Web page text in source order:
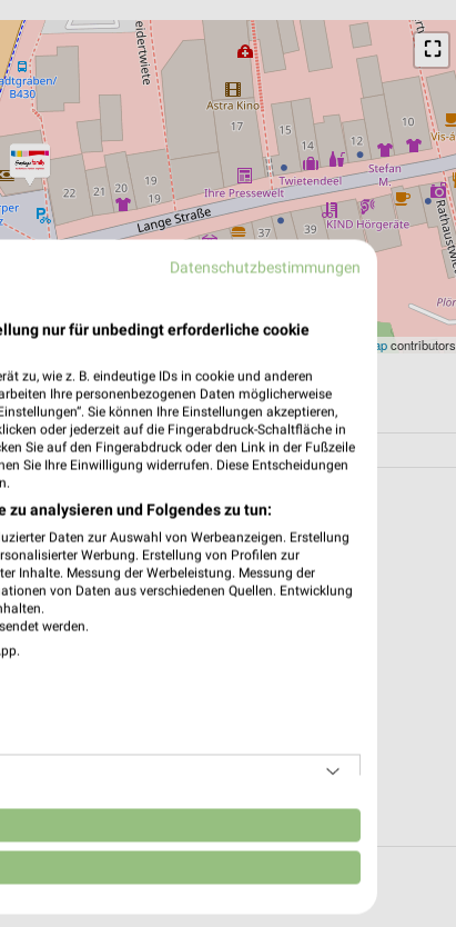
⛶
OpenStreetMapcontributors
NAVIGATION MIT GOOGLE/IOS MAPS
vorhanden.
Datenschutzbestimmungen
nur für unbedingt erforderliche cookie
zu, wie z. B. eindeutige IDs in cookie und anderen
Ihre personenbezogenen Daten möglicherweise
Sie können Ihre Einstellungen akzeptieren,
oder jederzeit auf die Fingerabdruck-Schaltfläche in
Sie auf den Fingerabdruck oder den Link in der Fußzeile
Sie Ihre Einwilligung widerrufen. Diese Entscheidungen
zu analysieren und Folgendes zu tun:
Daten zur Auswahl von Werbeanzeigen. Erstellung
Werbung. Erstellung von Profilen zur
Inhalte. Messung der Werbeleistung. Messung der
von Daten aus verschiedenen Quellen. Entwicklung
werden.